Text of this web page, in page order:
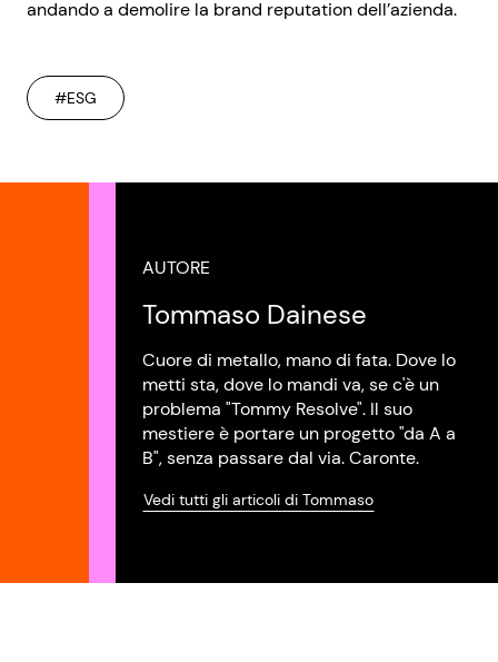
andando a demolire la brand reputation dell’azienda.
#ESG
AUTORE
Tommaso Dainese
Cuore di metallo, mano di fata. Dove lo
metti sta, dove lo mandi va, se c'è un
problema "Tommy Resolve". Il suo
mestiere è portare un progetto "da A a
B", senza passare dal via. Caronte.
Vedi tutti gli articoli di Tommaso